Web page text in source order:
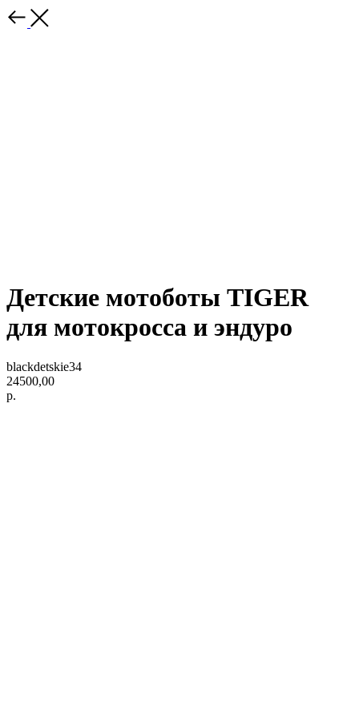
Детские мотоботы TIGER
для мотокросса и эндуро
blackdetskie34
24500,00
р.